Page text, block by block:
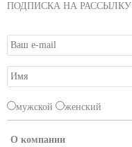
ПОДПИСКА НА РАССЫЛКУ
мужской женский
О компании